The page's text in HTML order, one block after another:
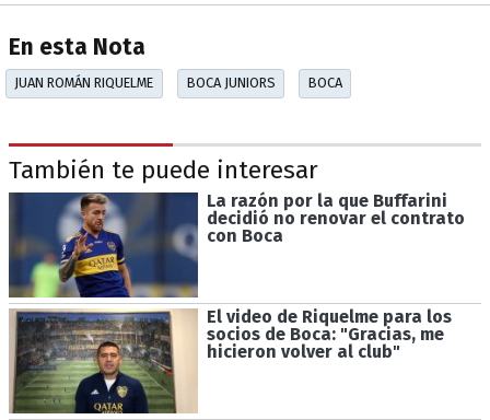
En esta Nota
JUAN ROMÁN RIQUELME BOCA JUNIORS BOCA
También te puede interesar
La razón por la que Buffarini
decidió no renovar el contrato
con Boca
El video de Riquelme para los
socios de Boca: "Gracias, me
hicieron volver al club"